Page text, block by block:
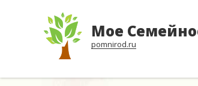
Мое
pomnirod.ru